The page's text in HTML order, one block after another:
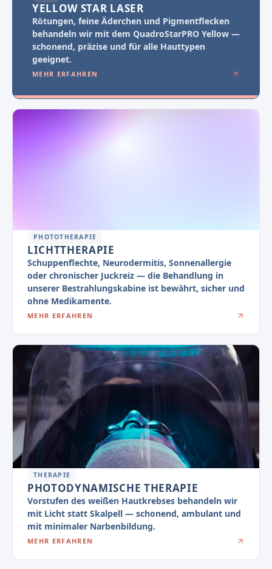
YELLOW STAR LASER
Rötungen, feine Äderchen und Pigmentflecken
behandeln wir mit dem QuadroStarPRO Yellow —
schonend, präzise und für alle Hauttypen
geeignet.
MEHR ERFAHREN
PHOTOTHERAPIE
LICHTTHERAPIE
Schuppenflechte, Neurodermitis, Sonnenallergie
oder chronischer Juckreiz — die Behandlung in
unserer Bestrahlungskabine ist bewährt, sicher und
ohne Medikamente.
MEHR ERFAHREN
THERAPIE
PHOTODYNAMISCHE THERAPIE
Vorstufen des weißen Hautkrebses behandeln wir
mit Licht statt Skalpell — schonend, ambulant und
mit minimaler Narbenbildung.
MEHR ERFAHREN